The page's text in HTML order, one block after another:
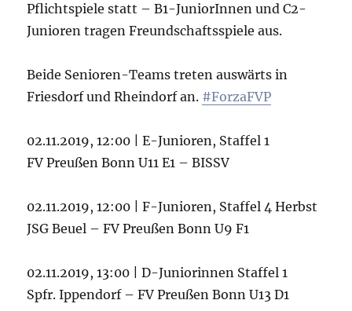
Pflichtspiele statt – B1-JuniorInnen und C2-
Junioren tragen Freundschaftsspiele aus.
Beide Senioren-Teams treten auswärts in
Friesdorf und Rheindorf an. #ForzaFVP
02.11.2019, 12:00 | E-Junioren, Staffel 1
FV Preußen Bonn U11 E1 – BISSV
02.11.2019, 12:00 | F-Junioren, Staffel 4 Herbst
JSG Beuel – FV Preußen Bonn U9 F1
02.11.2019, 13:00 | D-Juniorinnen Staffel 1
Spfr. Ippendorf – FV Preußen Bonn U13 D1